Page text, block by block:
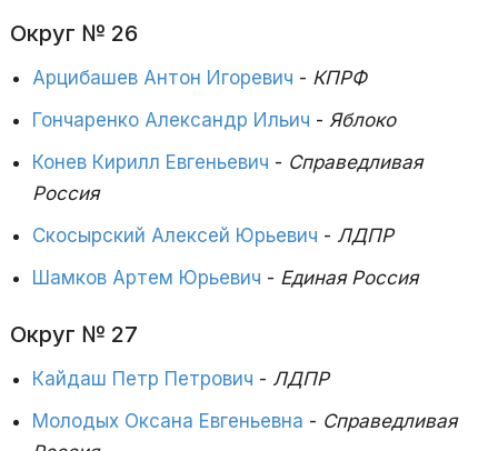
Округ № 26
Арцибашев Антон Игоревич - КПРФ
Гончаренко Александр Ильич - Яблоко
Конев Кирилл Евгеньевич - Справедливая
Россия
Скосырский Алексей Юрьевич - ЛДПР
Шамков Артем Юрьевич - Единая Россия
Округ № 27
Кайдаш Петр Петрович - ЛДПР
Молодых Оксана Евгеньевна - Справедливая